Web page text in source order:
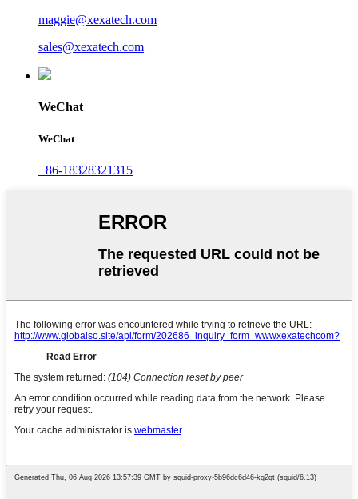
maggie@xexatech.com
sales@xexatech.com
WeChat
WeChat
+86-18328321315